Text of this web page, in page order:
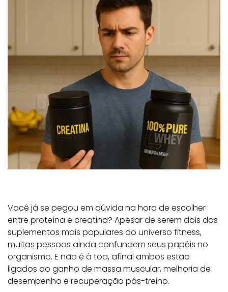
Você já se pegou em dúvida na hora de escolher
entre proteína e creatina? Apesar de serem dois dos
suplementos mais populares do universo fitness,
muitas pessoas ainda confundem seus papéis no
organismo. E não é à toa, afinal ambos estão
ligados ao ganho de massa muscular, melhoria de
desempenho e recuperação pós-treino.